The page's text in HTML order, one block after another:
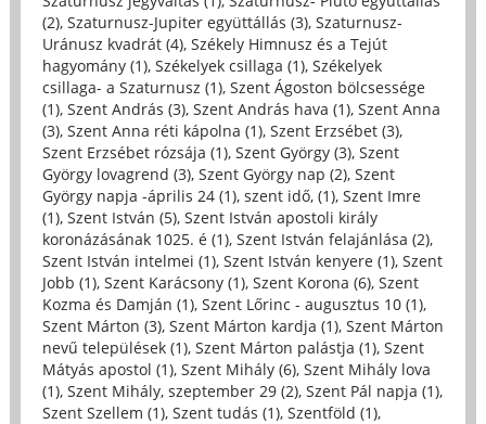
(2), Szaturnusz-Jupiter együttállás (3), Szaturnusz-
Uránusz kvadrát (4), Székely Himnusz és a Tejút
hagyomány (1), Székelyek csillaga (1), Székelyek
csillaga- a Szaturnusz (1), Szent Ágoston bölcsessége
(1), Szent András (3), Szent András hava (1), Szent Anna
(3), Szent Anna réti kápolna (1), Szent Erzsébet (3),
Szent Erzsébet rózsája (1), Szent György (3), Szent
György lovagrend (3), Szent György nap (2), Szent
György napja -április 24 (1), szent idő, (1), Szent Imre
(1), Szent István (5), Szent István apostoli király
koronázásának 1025. é (1), Szent István felajánlása (2),
Szent István intelmei (1), Szent István kenyere (1), Szent
Jobb (1), Szent Karácsony (1), Szent Korona (6), Szent
Kozma és Damján (1), Szent Lőrinc - augusztus 10 (1),
Szent Márton (3), Szent Márton kardja (1), Szent Márton
nevű települések (1), Szent Márton palástja (1), Szent
Mátyás apostol (1), Szent Mihály (6), Szent Mihály lova
(1), Szent Mihály, szeptember 29 (2), Szent Pál napja (1),
Szent Szellem (1), Szent tudás (1), Szentföld (1),